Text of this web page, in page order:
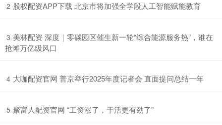
2 ​股权配资APP下载 北京市将加强全学段人工智能赋能教育
3 ​美林配资 深度｜零碳园区催生新一轮“综合能源服务热”，谁在
抢滩万亿级风口
4 ​大咖配资官网 普京举行2025年度记者会 直面提问总结一年
5 ​聚富人配资官网 “工资涨了，干活更有劲了”